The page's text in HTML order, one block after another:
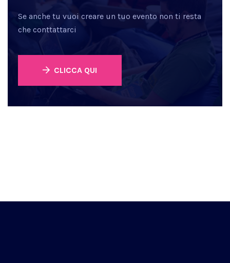
Se anche tu vuoi creare un tuo evento non ti resta
che conttattarci
CLICCA QUI